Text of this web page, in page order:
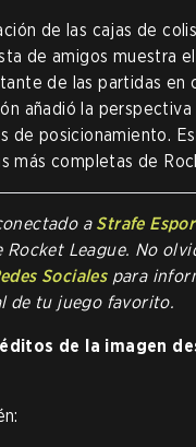
de las cajas de
de amigos muestra
de las partidas en
añadió la
de posicionamiento.
más completas de
a Strafe
Rocket League. No
Socialespara
de tu juego favorito.
de la imagen